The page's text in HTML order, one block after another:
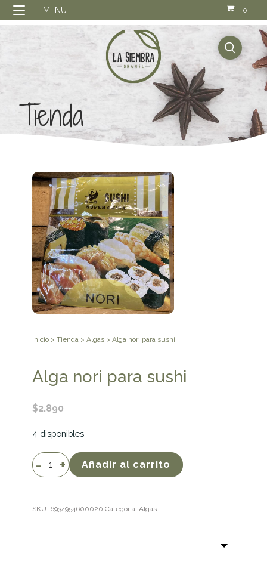
MENU 0
buscador
Tienda
Inicio >Tienda >Algas > Alga nori para sushi
Alga nori para sushi
$2.890
4 disponibles
Alga
nori
cantidad
Añadir al carrito
SKU: 6934954600020 Categoría:Algas